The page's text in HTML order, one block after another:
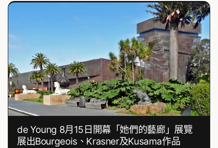
de Young 8月15日開幕「她們的藝廊」展覽
展出Bourgeois、Krasner及Kusama作品